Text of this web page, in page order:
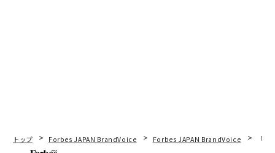
トップ Forbes JAPAN BrandVoice Forbes JAPAN BrandVoice 「